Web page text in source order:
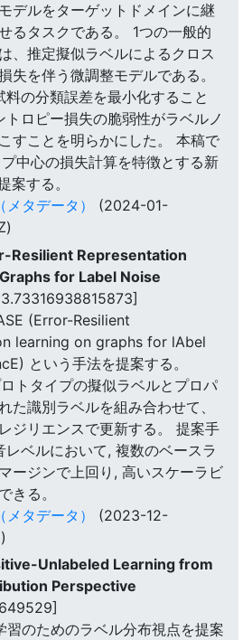
デルをターゲットドメインに継
るタスクである。 1つの一般的
、推定擬似ラベルによるクロス
失を伴う微調整モデルである。
料の分類誤差を最小化すること
トロピー損失の脆弱性がラベルノ
すことを明らかにした。 本稿で
中心の損失計算を特徴とする新
案する。
タデータ）
(2024-01-
Resilient Representation
for Label Noise
(Error-Resilient
learning on graphs for lAbel
という手法を提案する。
トタイプの擬似ラベルとプロパ
た識別ラベルを組み合わせて、
ジリエンスで更新する。 提案手
レベルにおいて, 複数のベースラ
ージンで上回り, 高いスケーラビ
きる。
タデータ）
(2023-12-
Unlabeled Learning from
Perspective
習のためのラベル分布視点を提案